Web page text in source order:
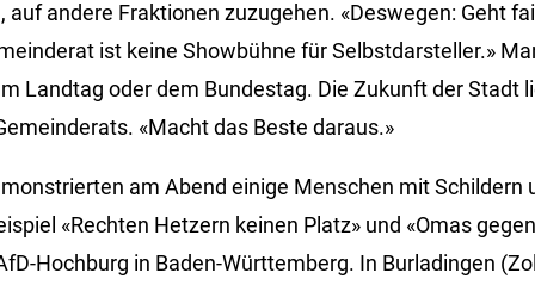
andere Fraktionen zuzugehen. «Deswegen: Geht
ist keine Showbühne für Selbstdarsteller.»
Landtag oder dem Bundestag. Die Zukunft der Stadt
«Macht das Beste daraus.»
am Abend einige Menschen mit Schildern
«Rechten Hetzern keinen Platz» und «Omas
Hochburg in Baden-Württemberg. In Burladingen